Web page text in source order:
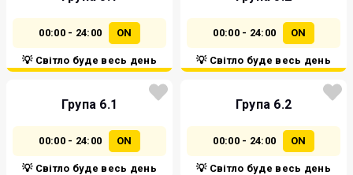
00:00 - 24:00 ON
💡 Світло буде весь день
00:00 - 24:00 ON
💡 Світло буде весь день
Група 6.1
00:00 - 24:00 ON
💡 Світло буде весь день
Група 6.2
00:00 - 24:00 ON
💡 Світло буде весь день